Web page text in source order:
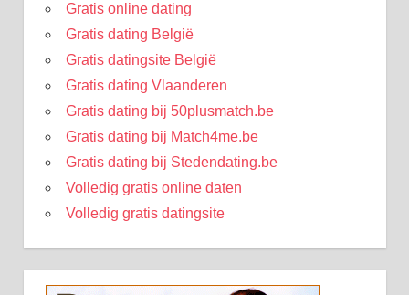
Gratis online dating
Gratis dating België
Gratis datingsite België
Gratis dating Vlaanderen
Gratis dating bij 50plusmatch.be
Gratis dating bij Match4me.be
Gratis dating bij Stedendating.be
Volledig gratis online daten
Volledig gratis datingsite